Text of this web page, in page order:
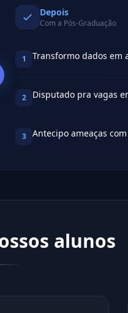
Depois
Com a Pós-Graduação
1 Transformo dados em
2 Disputado pra vagas
3 Antecipo ameaças
alunos